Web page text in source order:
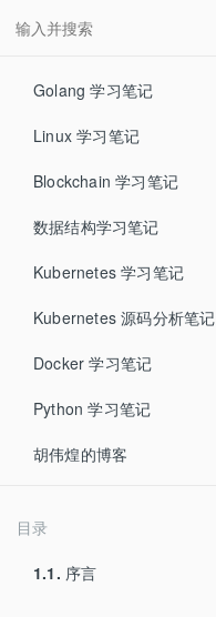
Golang 学习笔记
Linux 学习笔记
Blockchain 学习笔记
数据结构学习笔记
Kubernetes 学习笔记
Kubernetes 源码分析笔记
Docker 学习笔记
Python 学习笔记
胡伟煌的博客
目录
1.1. 序言